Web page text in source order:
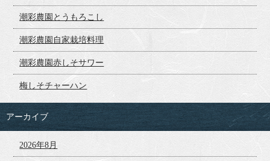
潮彩農園とうもろこし
潮彩農園自家栽培料理
潮彩農園赤しそサワー
梅しそチャーハン
アーカイブ
2026年8月